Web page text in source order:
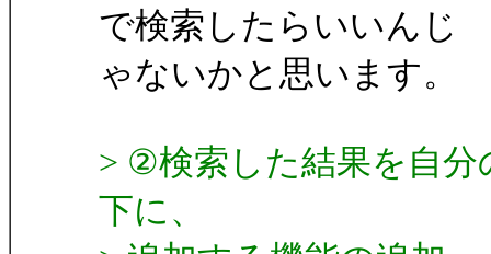
で検索したらいいんじ
ゃないかと思います。
> ②検索した結果を自
下に、